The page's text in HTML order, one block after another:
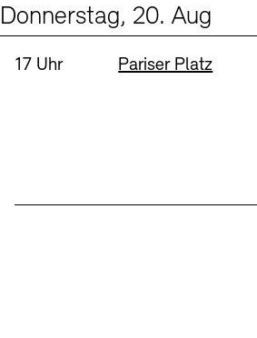
Donnerstag, 20. Aug
Uhrzeit:
17 Uhr Standort
Pariser Platz